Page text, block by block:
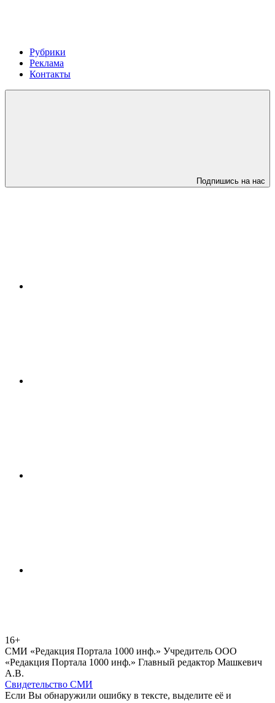
Рубрики
Реклама
Контакты
Подпишись на нас
16+
СМИ «Редакция Портала 1000 инф.» Учредитель ООО
«Редакция Портала 1000 инф.» Главный редактор Машкевич
А.В.
Свидетельство СМИ
Если Вы обнаружили ошибку в тексте, выделите её и